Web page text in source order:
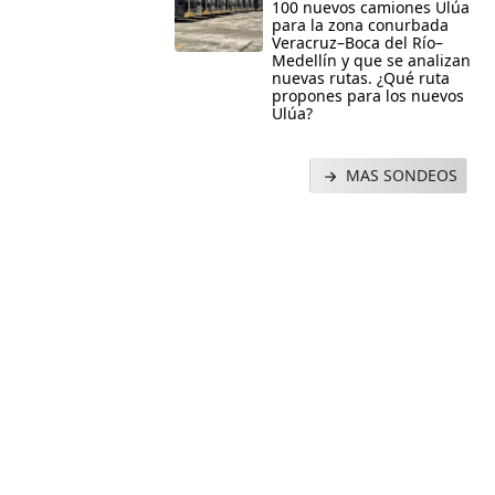
100 nuevos camiones Ulúa
para la zona conurbada
Veracruz–Boca del Río–
Medellín y que se analizan
nuevas rutas. ¿Qué ruta
propones para los nuevos
Ulúa?
MAS SONDEOS